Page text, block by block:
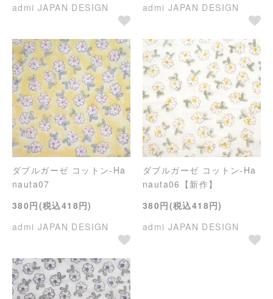
admi JAPAN DESIGN
admi JAPAN DESIGN
ダブルガーゼ コットン-Ha
nauta07
380円(税込418円)
admi JAPAN DESIGN
ダブルガーゼ コットン-Ha
nauta06【新作】
380円(税込418円)
admi JAPAN DESIGN